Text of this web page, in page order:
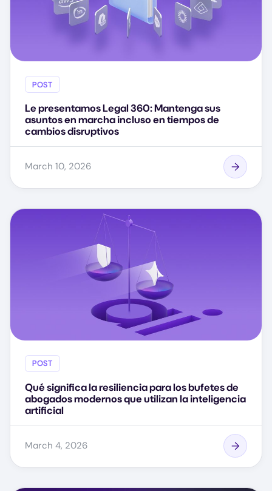
POST
Le presentamos Legal 360: Mantenga sus
asuntos en marcha incluso en tiempos de
cambios disruptivos
March 10, 2026
POST
Qué significa la resiliencia para los bufetes de
abogados modernos que utilizan la inteligencia
artificial
March 4, 2026